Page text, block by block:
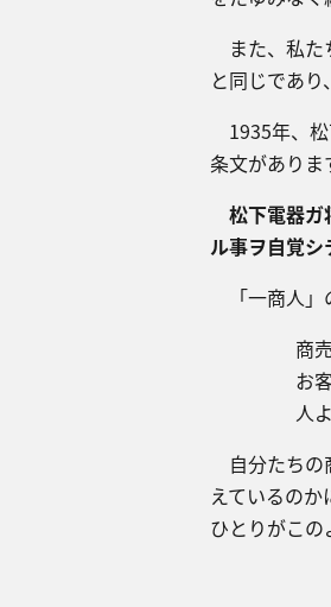
また、私た
と同じであ
1935年、
条文がありま
松下電器ガ
ル事ヲ自覚
「一商人」
商
お
人
自分たちの
えているの
ひとりがこの